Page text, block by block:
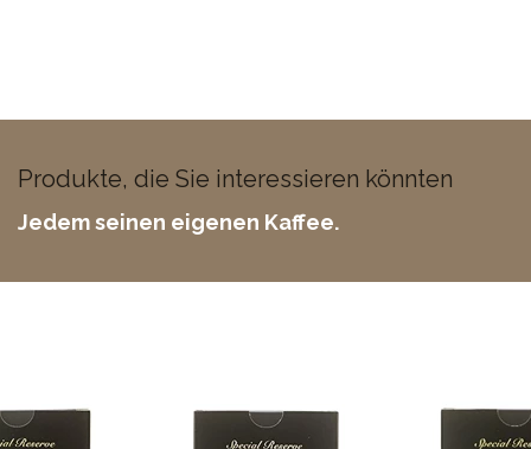
Produkte, die Sie interessieren könnten
Jedem seinen eigenen Kaffee.